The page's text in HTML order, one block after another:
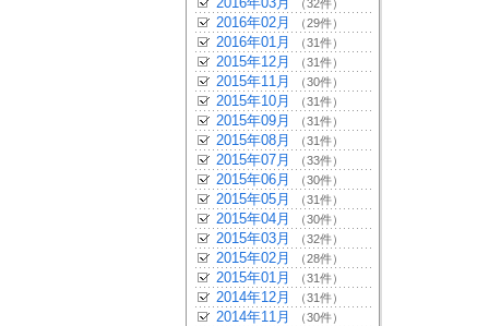
（32件）
2016年02月 （29件）
2016年01月 （31件）
2015年12月 （31件）
2015年11月 （30件）
2015年10月 （31件）
2015年09月 （31件）
2015年08月 （31件）
2015年07月 （33件）
2015年06月 （30件）
2015年05月 （31件）
2015年04月 （30件）
2015年03月 （32件）
2015年02月 （28件）
2015年01月 （31件）
2014年12月 （31件）
2014年11月 （30件）